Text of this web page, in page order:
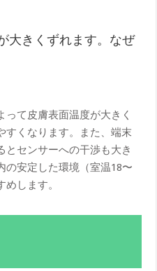
大きくずれます。なぜ
て皮膚表面温度が大きく
すくなります。また、端末
とセンサーへの干渉も大き
の安定した環境（室温18〜
します。